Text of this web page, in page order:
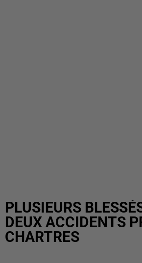
PLUSIEURS
DEUX ACCIDENTS
CHARTRES